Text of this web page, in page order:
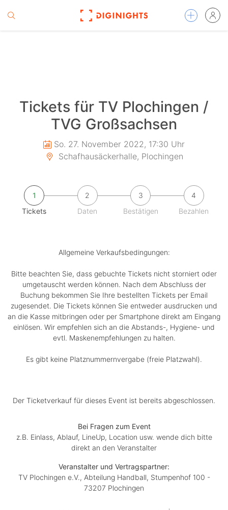
Tickets für TV Plochingen /
TVG Großsachsen
So. 27. November 2022, 17:30 Uhr
Schafhausäckerhalle, Plochingen
1
Tickets
2
Daten
3
Bestätigen
4
Bezahlen
Allgemeine Verkaufsbedingungen:
Bitte beachten Sie, dass gebuchte Tickets nicht storniert oder
umgetauscht werden können. Nach dem Abschluss der
Buchung bekommen Sie Ihre bestellten Tickets per Email
zugesendet. Die Tickets können Sie entweder ausdrucken und
an die Kasse mitbringen oder per Smartphone direkt am Eingang
einlösen. Wir empfehlen sich an die Abstands-, Hygiene- und
evtl. Maskenempfehlungen zu halten.
Es gibt keine Platznummernvergabe (freie Platzwahl).
Der Ticketverkauf für dieses Event ist bereits abgeschlossen.
Bei Fragen zum Event
z.B. Einlass, Ablauf, LineUp, Location usw. wende dich bitte
direkt an den Veranstalter
Veranstalter und Vertragspartner:
TV Plochingen e.V., Abteilung Handball, Stumpenhof 100 -
73207 Plochingen